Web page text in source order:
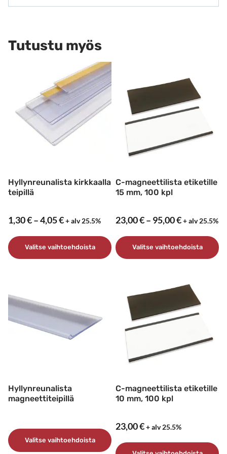
Tutustu myös
Hyllynreunalista kirkkaalla
teipillä
1,30€–4,05€Hintaluokka:
–
4,05 €
+ alv 25.5%
Valitse vaihtoehdoista
on
useampi
muunnelma.
sivulla.
C-magneettilista etiketille
15 mm, 100 kpl
23,00€– 95,00€
–
95,00 €
+ alv 25.5%
Valitse vaihtoehdoista
useampi
muunnelma.
Voit
tehdä
valinnat
sivulla.
Hyllynreunalista
magneettiteipillä
Valitse vaihtoehdoista
C-magneettilista etiketille
10 mm, 100 kpl
23,00€+ alv 25.5%